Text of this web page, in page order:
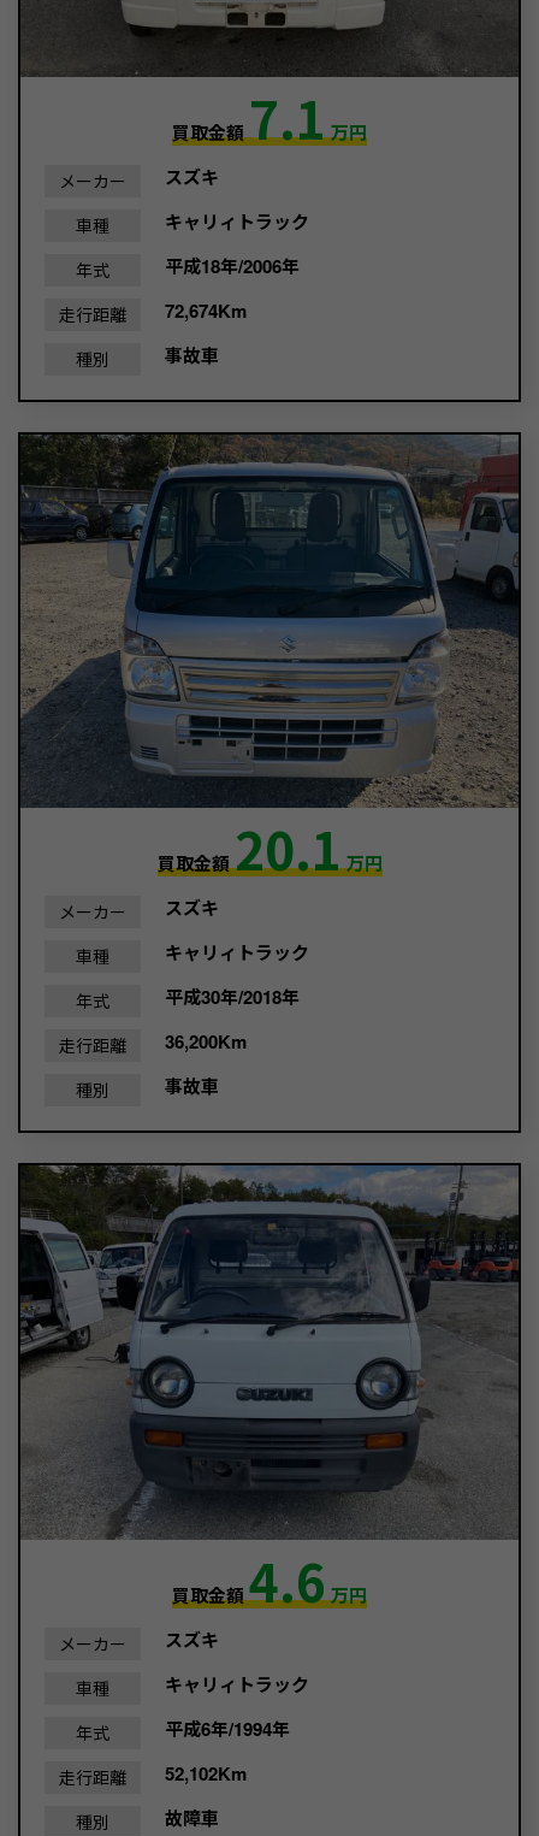
買取金額7.1万円
メーカー スズキ
車種 キャリィトラック
年式 平成18年/2006年
走行距離 72,674Km
種別 事故車
買取金額20.1万円
メーカー スズキ
車種 キャリィトラック
年式 平成30年/2018年
走行距離 36,200Km
種別 事故車
買取金額4.6万円
メーカー スズキ
車種 キャリィトラック
年式 平成6年/1994年
走行距離 52,102Km
種別 故障車